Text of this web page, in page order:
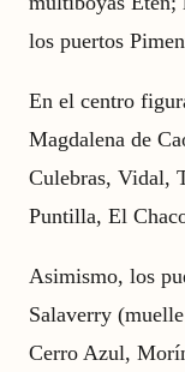
los puertos
En el centro
Magdalena de
Culebras, Vidal,
Puntilla, El
Asimismo, los
Salaverry
Cerro Azul,